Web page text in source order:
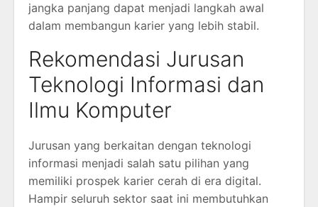
jangka panjang dapat menjadi langkah awal
dalam membangun karier yang lebih stabil.
Rekomendasi Jurusan
Teknologi Informasi dan
Ilmu Komputer
Jurusan yang berkaitan dengan teknologi
informasi menjadi salah satu pilihan yang
memiliki prospek karier cerah di era digital.
Hampir seluruh sektor saat ini membutuhkan